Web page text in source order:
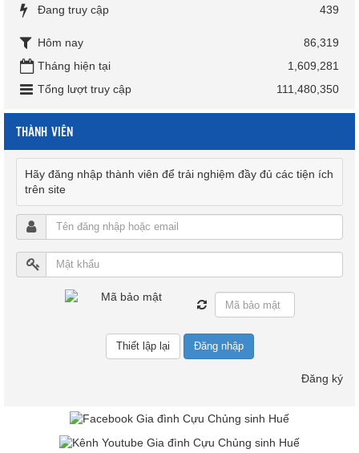
Đang truy cập 439
Hôm nay
86,319
Tháng hiện tại
1,609,281
Tổng lượt truy cập
111,480,350
THÀNH VIÊN
Hãy đăng nhập thành viên để trải nghiệm đầy đủ các tiện ích
trên site
Đăng nhập
Đăng ký